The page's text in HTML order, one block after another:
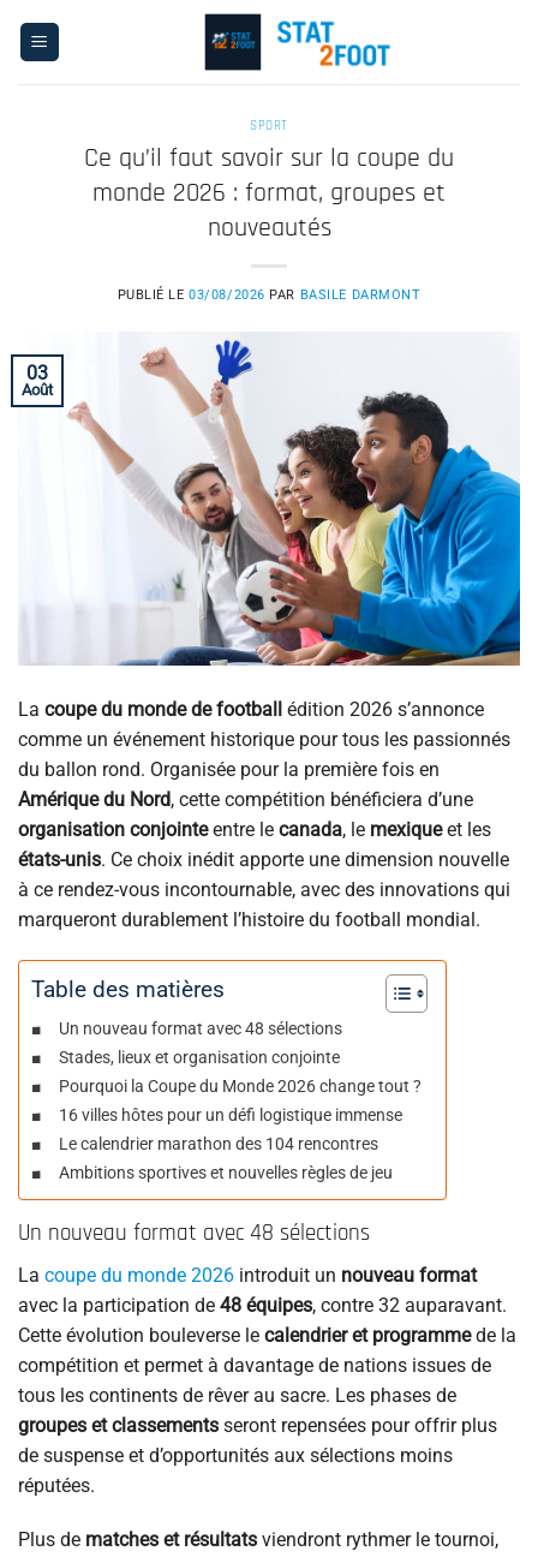
SPORT
Ce qu’il faut savoir sur la coupe du
monde 2026 : format, groupes et
nouveautés
PUBLIÉ LE03/08/2026 PAR BASILE DARMONT
03
Août
La coupe du monde de football
édition 2026 s’annonce
comme un événement historique pour tous les passionnés
du ballon rond. Organisée pour la première fois en
Amérique du Nord, cette compétition bénéficiera d’une
organisation conjointeentre le canada, le mexiqueet les
états-unis. Ce choix inédit apporte une dimension nouvelle
à ce rendez-vous incontournable, avec des innovations qui
marqueront durablement l’histoire du football mondial.
Table des matières
Un nouveau format avec 48 sélections
Stades, lieux et organisation conjointe
Pourquoi la Coupe du Monde 2026 change tout ?
16 villes hôtes pour un défi logistique immense
Le calendrier marathon des 104 rencontres
Ambitions sportives et nouvelles règles de jeu
Un nouveau format avec 48 sélections
La coupe du monde 2026 introduit un nouveau format
avec la participation de 48 équipes, contre 32 auparavant.
Cette évolution bouleverse le calendrier et programmede la
compétition et permet à davantage de nations issues de
tous les continents de rêver au sacre. Les phases de
groupes et classements seront repensées pour offrir plus
de suspense et d’opportunités aux sélections moins
réputées.
Plus de matches et résultats viendront rythmer le tournoi,